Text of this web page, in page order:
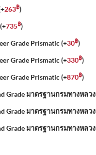
263฿)
(+735฿)
Grade Prismatic(+30฿)
Grade Prismatic(+330฿)
Grade Prismatic(+870฿)
Grade มาตรฐานกรมทางหลวง
Grade มาตรฐานกรมทางหลวง
Grade มาตรฐานกรมทางหลวง